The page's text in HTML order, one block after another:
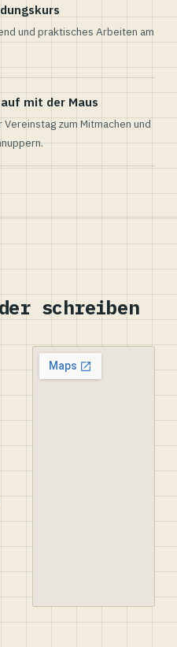
und praktisches Arbeiten am
mit der Maus
zum Mitmachen und
schreiben